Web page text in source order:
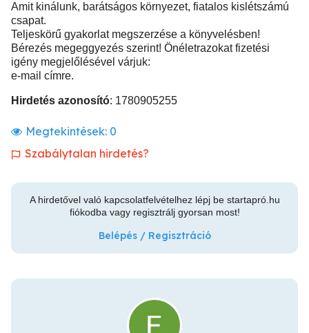
Amit kinálunk, barátságos környezet, fiatalos kislétszámú
csapat.
Teljeskörű gyakorlat megszerzése a könyvelésben!
Bérezés megeggyezés szerint! Önéletrazokat fizetési
igény megjelőlésével várjuk:
e-mail címre.
Hirdetés azonosító: 1780905255
Megtekintések: 0
Szabálytalan hirdetés?
A hirdetővel való kapcsolatfelvételhez lépj be startapró.hu
fiókodba vagy regisztrálj gyorsan most!
Belépés / Regisztráció